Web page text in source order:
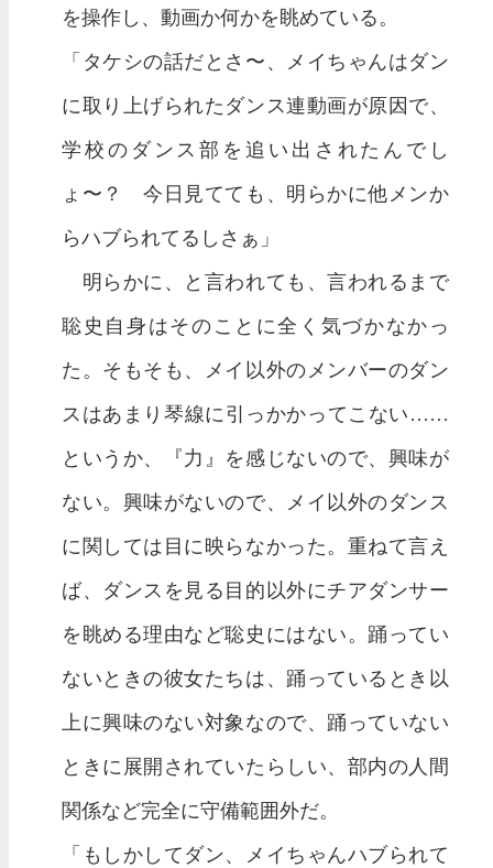
を操作し、動画か何かを眺めている。
「タケシの話だとさ〜、メイちゃんはダン
に取り上げられたダンス連動画が原因で、
学校のダンス部を追い出されたんでし
ょ〜？ 今日見てても、明らかに他メンか
らハブられてるしさぁ」
明らかに、と言われても、言われるまで
聡史自身はそのことに全く気づかなかっ
た。そもそも、メイ以外のメンバーのダン
スはあまり琴線に引っかかってこない……
というか、『力』を感じないので、興味が
ない。興味がないので、メイ以外のダンス
に関しては目に映らなかった。重ねて言え
ば、ダンスを見る目的以外にチアダンサー
を眺める理由など聡史にはない。踊ってい
ないときの彼女たちは、踊っているとき以
上に興味のない対象なので、踊っていない
ときに展開されていたらしい、部内の人間
関係など完全に守備範囲外だ。
「もしかしてダン、メイちゃんハブられて